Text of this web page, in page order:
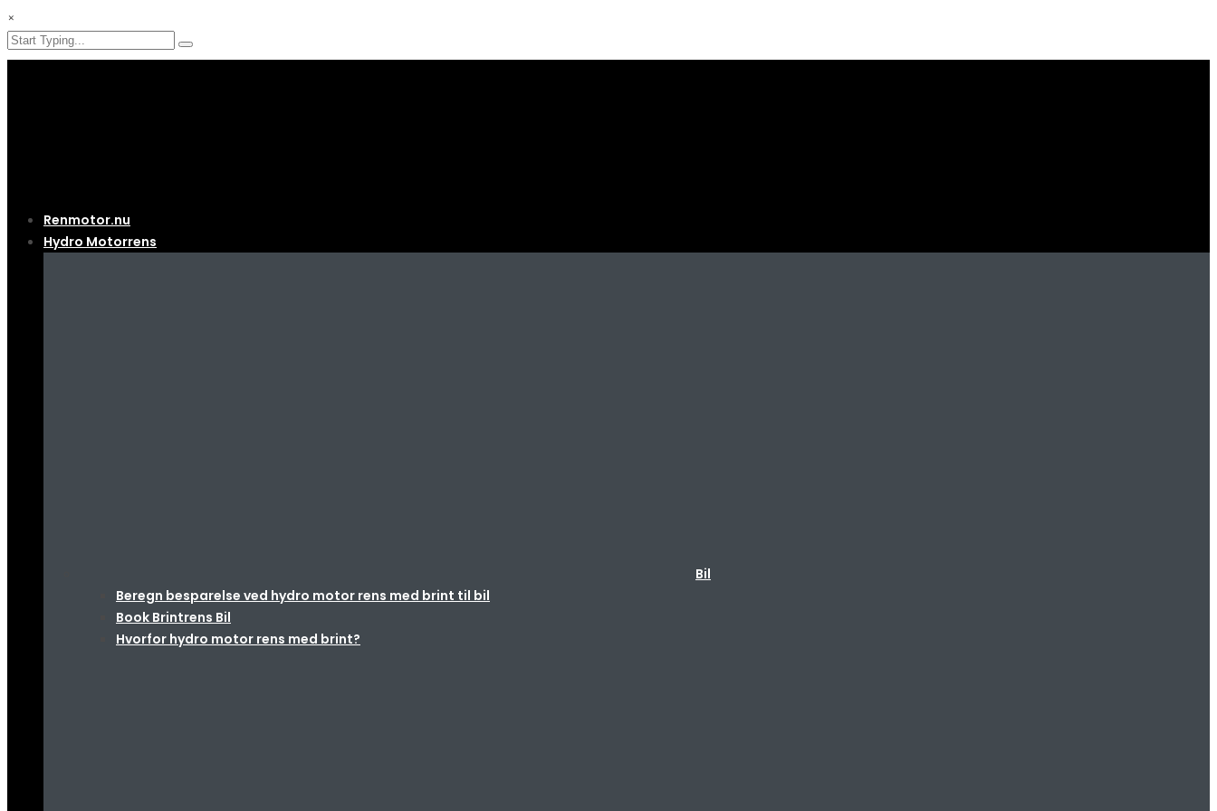
×
Renmotor.nu
Hydro Motorrens
Bil
Beregn besparelse ved hydro motor rens med brint til bil
Book Brintrens Bil
Hvorfor hydro motor rens med brint?